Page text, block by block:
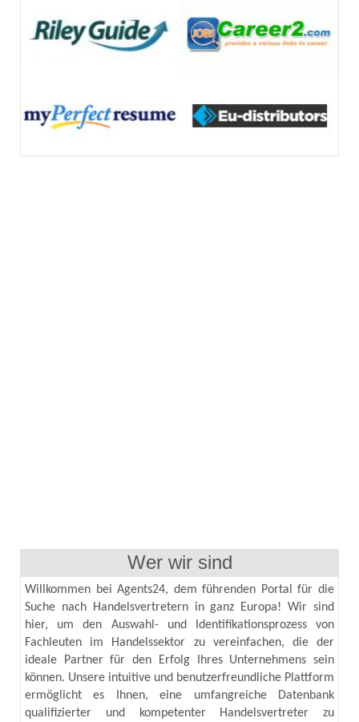
Wer wir sind
Willkommen bei Agents24, dem führenden Portal für die
Suche nach Handelsvertretern in ganz Europa! Wir sind
hier, um den Auswahl- und Identifikationsprozess von
Fachleuten im Handelssektor zu vereinfachen, die der
ideale Partner für den Erfolg Ihres Unternehmens sein
können. Unsere intuitive und benutzerfreundliche Plattform
ermöglicht es Ihnen, eine umfangreiche Datenbank
qualifizierter und kompetenter Handelsvertreter zu